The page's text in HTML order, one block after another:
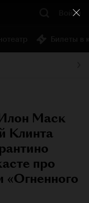
Войти
Маск
Клинта
про
«Огненного